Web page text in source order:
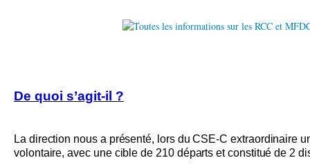
De quoi s’agit-il ?
La direction nous a présenté, lors du CSE-C extraordinaire
volontaire, avec une cible de 210 départs et constitué de 2